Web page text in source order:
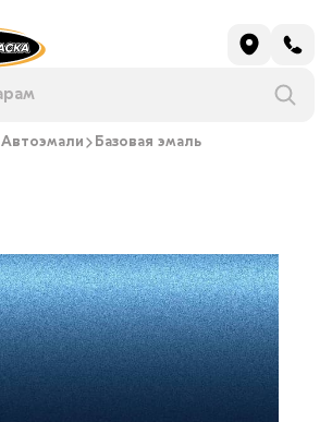
Автоэмали Базовая эмаль